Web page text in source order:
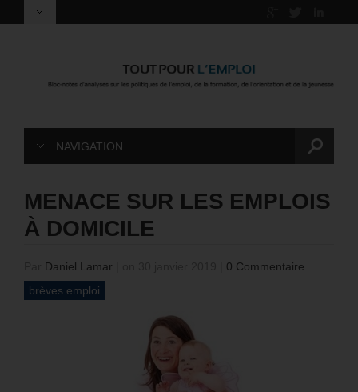
NAVIGATION
MENACE SUR LES EMPLOIS
À DOMICILE
Daniel Lamar
0 Commentaire
brèves emploi